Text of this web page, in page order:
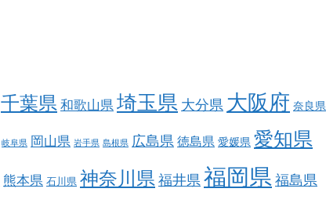
千葉県 和歌山県 埼玉県 大分県 大阪府 奈良県
岐阜県 岡山県 岩手県 島根県 広島県 徳島県 愛媛県 愛知県
熊本県 石川県 神奈川県 福井県 福岡県福島県